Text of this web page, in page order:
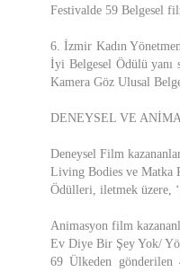
Festivalde 59 Belgesel
6. İzmir Kadın
İyi Belgesel Ödülü yanı
Kamera Göz Ulusal
DENEYSEL VE
Deneysel Film
Living Bodies ve Matka
Ödülleri, iletmek üzere,
Animasyon film
Ev Diye Bir Şey Yok/
69 Ülkeden gönderilen